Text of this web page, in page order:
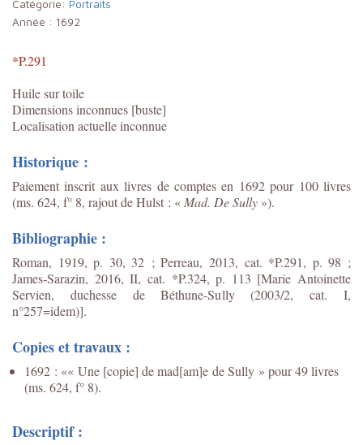
Catégorie: Portraits
Année : 1692
*P.291
Huile sur toile
Dimensions inconnues [buste]
Localisation actuelle inconnue
Historique :
Paiement inscrit aux livres de comptes en 1692 pour 100 livres
(ms. 624, f° 8, rajout de Hulst : « Mad. De Sully »).
Bibliographie :
Roman, 1919, p. 30, 32 ; Perreau, 2013, cat. *P.291, p. 98 ;
James-Sarazin, 2016, II, cat. *P.324, p. 113 [Marie Antoinette
Servien, duchesse de Béthune-Sully (2003/2, cat. I,
n°257=idem)].
Copies et travaux :
1692 : «« Une [copie] de mad[am]e de Sully » pour 49 livres
(ms. 624, f° 8).
Descriptif :